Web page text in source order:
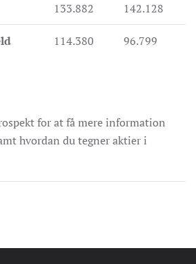
133.882 142.128
114.380 96.799
for at få mere information
hvordan du tegner aktier i